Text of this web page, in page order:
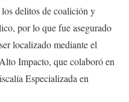
delitos de coalición y
por lo que fue asegurado
localizado mediante el
Impacto, que colaboró en
Especializada en